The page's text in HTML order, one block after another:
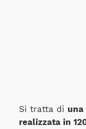
Si tratta di
realizzata in